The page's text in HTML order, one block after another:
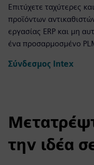
Επιτύχετε ταχύτερες
προϊόντων
εργασίας ERP και μη
ένα προσαρμοσμένο
Σύνδεσμος Intex
την ιδέα